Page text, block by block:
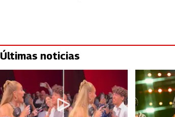
Últimas noticias